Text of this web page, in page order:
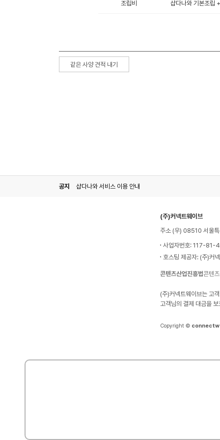
조립비 샵다나와 기본조립
같은 사양 견적 내기
공지 샵다나와 서비스 이용 안내
(주)커넥트웨이브
주소 (우) 08510 서울
사업자번호: 117-81-
호스팅 제공자: (주)커
콘텐츠산업진흥법콘텐
(주)커넥트웨이브는 고
고객님의 결제 대금을
Copyright ©